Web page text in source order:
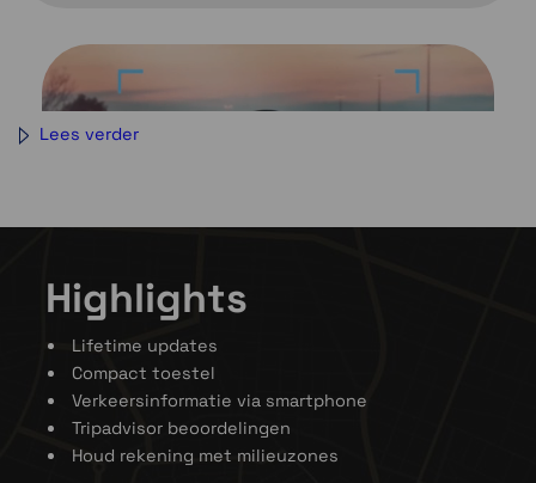
Slank. Modern. Mooi. Dankzij het 5″
touchscreen kun je de route nog duidelijker
zien.
Waarschuwingen voor scherpe bochten,
Lees verder
Highlights
Lifetime updates
Compact toestel
Verkeersinformatie via smartphone
Tripadvisor beoordelingen
Houd rekening met milieuzones